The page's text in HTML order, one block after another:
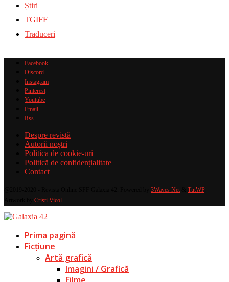
Știri
TGIFF
Traduceri
Facebook
Discord
Instagram
Pinterest
Youtube
Email
Rss
Despre revistă
Autorii noștri
Politica de cookie-uri
Politică de confidențialitate
Contact
3Waves Net& TutWP.
Cristi Vicol
Prima pagină
Ficțiune
Artă grafică
Imagini / Grafică